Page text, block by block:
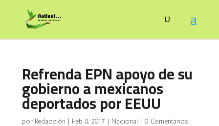
Refrenda EPN apoyo de su
gobierno a mexicanos
deportados por EEUU
por Redacción | Feb 8, 2017 | Nacional | 0 Comentarios